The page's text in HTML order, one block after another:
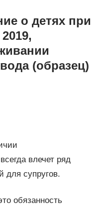
о детях при
(образец)
влечет ряд
для супругов.
обязанность